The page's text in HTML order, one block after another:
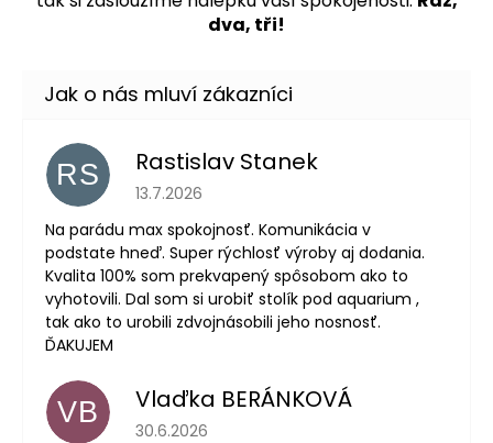
dva, tři!
RS Rastislav Stanek
Hodnocení obchodu je 5 z 5 hvězdiček.
13.7.2026
Na parádu max spokojnosť. Komunikácia v
podstate hneď. Super rýchlosť výroby aj dodania.
Kvalita 100% som prekvapený spôsobom ako to
vyhotovili. Dal som si urobiť stolík pod aquarium ,
tak ako to urobili zdvojnásobili jeho nosnosť.
ĎAKUJEM
VB Vlaďka BERÁNKOVÁ
Hodnocení obchodu je 5 z 5 hvězdiček.
30.6.2026